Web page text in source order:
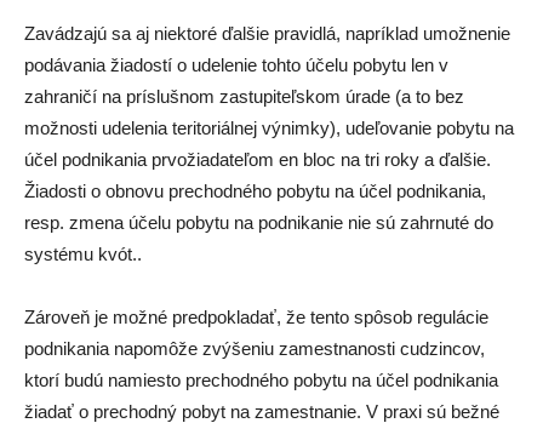
Zavádzajú sa aj niektoré ďalšie pravidlá, napríklad umožnenie
podávania žiadostí o udelenie tohto účelu pobytu len v
zahraničí na príslušnom zastupiteľskom úrade (a to bez
možnosti udelenia teritoriálnej výnimky), udeľovanie pobytu na
účel podnikania prvožiadateľom en bloc na tri roky a ďalšie.
Žiadosti o obnovu prechodného pobytu na účel podnikania,
resp. zmena účelu pobytu na podnikanie nie sú zahrnuté do
systému kvót..
Zároveň je možné predpokladať, že tento spôsob regulácie
podnikania napomôže zvýšeniu zamestnanosti cudzincov,
ktorí budú namiesto prechodného pobytu na účel podnikania
žiadať o prechodný pobyt na zamestnanie. V praxi sú bežné